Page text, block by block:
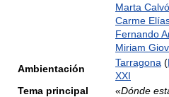
Marta Calvó
Carme
Fernando
Miriam
Ambientación
Tarragona (
XXI
Tema principal
«Dónde